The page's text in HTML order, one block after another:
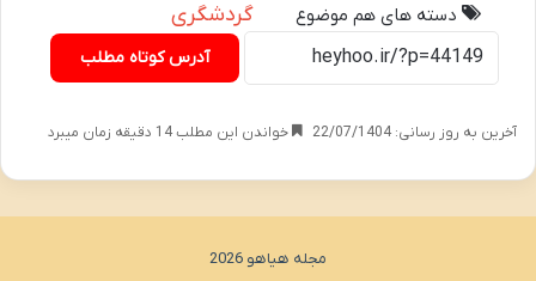
دسته های هم موضوع گردشگری
آدرس کوتاه مطلب
آخرین به روز رسانی: 22/07/1404 خواندن این مطلب 14 دقیقه زمان میبرد
مجله هیاهو 2026